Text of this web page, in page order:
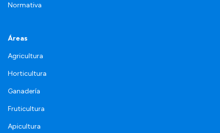
Normativa
Áreas
Agricultura
Horticultura
Ganadería
Fruticultura
Apicultura